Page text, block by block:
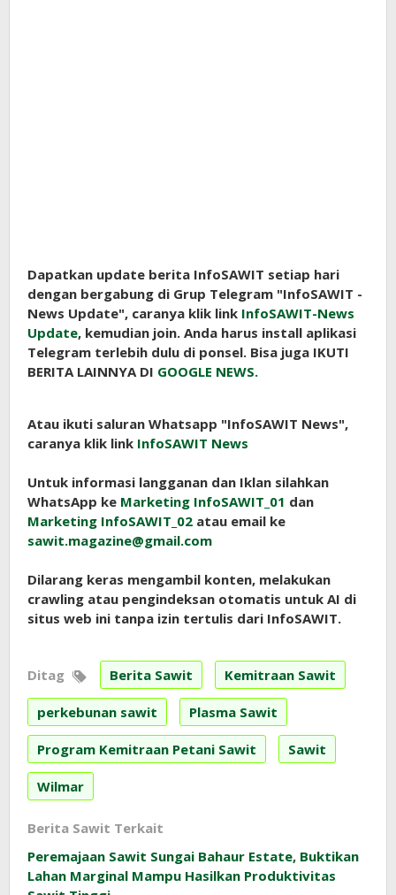
Dapatkan update berita InfoSAWIT setiap hari
dengan bergabung di Grup Telegram "InfoSAWIT -
News Update", caranya klik link InfoSAWIT-News
Update, kemudian join. Anda harus install aplikasi
Telegram terlebih dulu di ponsel. Bisa juga IKUTI
BERITA LAINNYA DI GOOGLE NEWS.
Atau ikuti saluran Whatsapp "InfoSAWIT News",
caranya klik link InfoSAWIT News
Untuk informasi langganan dan Iklan silahkan
WhatsApp ke Marketing InfoSAWIT_01 dan
Marketing InfoSAWIT_02 atau email ke
sawit.magazine@gmail.com
Dilarang keras mengambil konten, melakukan
crawling atau pengindeksan otomatis untuk AI di
situs web ini tanpa izin tertulis dari InfoSAWIT.
Ditag Berita Sawit Kemitraan Sawit
perkebunan sawit Plasma Sawit
Program Kemitraan Petani Sawit Sawit
Wilmar
Berita Sawit Terkait
Peremajaan Sawit Sungai Bahaur Estate, Buktikan
Lahan Marginal Mampu Hasilkan Produktivitas